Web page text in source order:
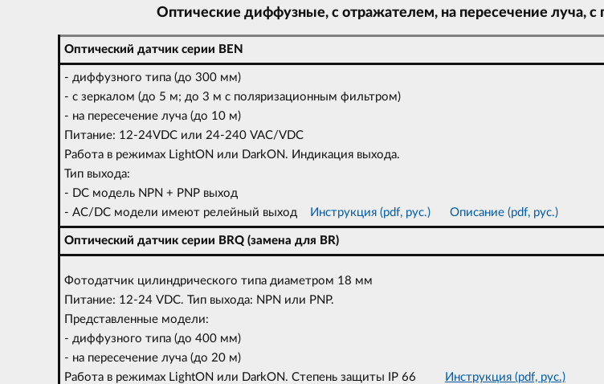
Оптические диффузные, с отражателем, на пересечение луча,
Оптический датчик серии BEN
- диффузного типа (до 300 мм)
- с зеркалом (до 5 м; до 3 м с поляризационным фильтром)
- на пересечение луча (до 10 м)
Питание: 12-24VDC или 24-240 VAC/VDC
Работа в режимах LightON или DarkON. Индикация выхода.
Тип выхода:
- DC модель NPN + PNP выход
- AC/DC модели имеют релейный выход
Инструкция (pdf, рус.) Описание (pdf, рус.)
Оптический датчик серии BRQ (замена для BR)
Фотодатчик цилиндрического типа диаметром 18 мм
Питание: 12-24 VDC. Тип выхода: NPN или PNP.
Представленные модели:
- диффузного типа (до 400 мм)
- на пересечение луча (до 20 м)
Работа в режимах LightON или DarkON. Степень защиты IP 66
Инструкция (pdf, рус.)